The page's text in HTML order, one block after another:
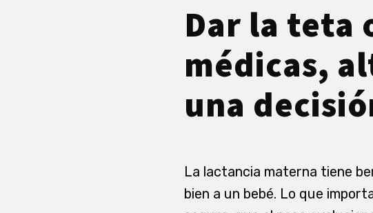
Dar la teta
médicas,
una
La lactancia materna tiene
bien a un bebé. Lo que